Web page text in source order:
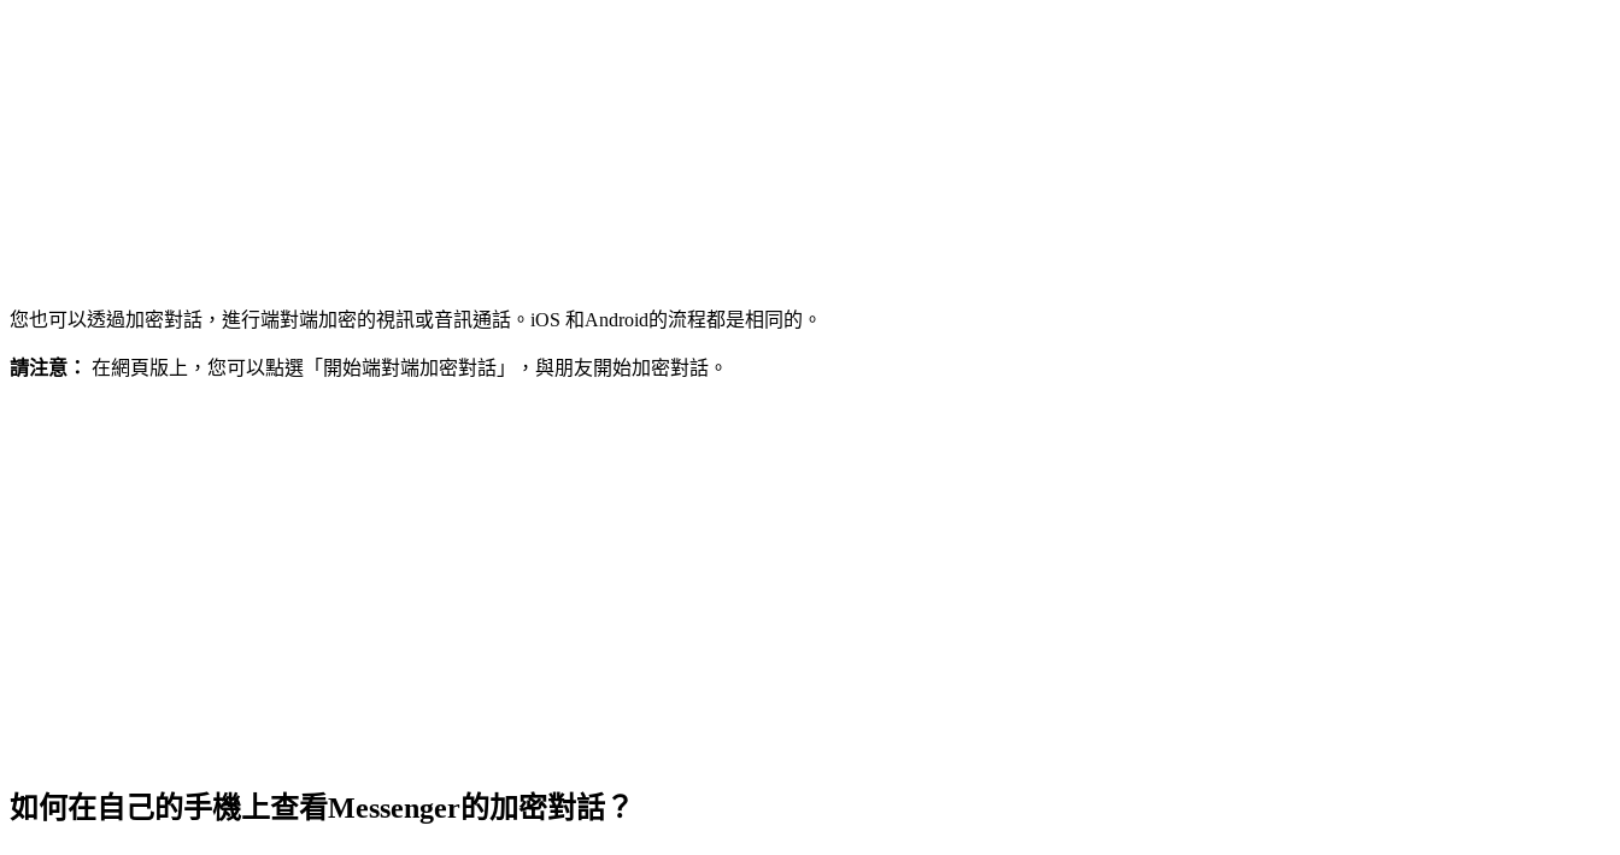
您也可以透過加密對話，進行端對端加密的視訊或音訊通話。iOS 和Android的流程都是相同的。
請注意： 在網頁版上，您可以點選「開始端對端加密對話」，與朋友開始加密對話。
如何在自己的手機上查看Messenger的加密對話？